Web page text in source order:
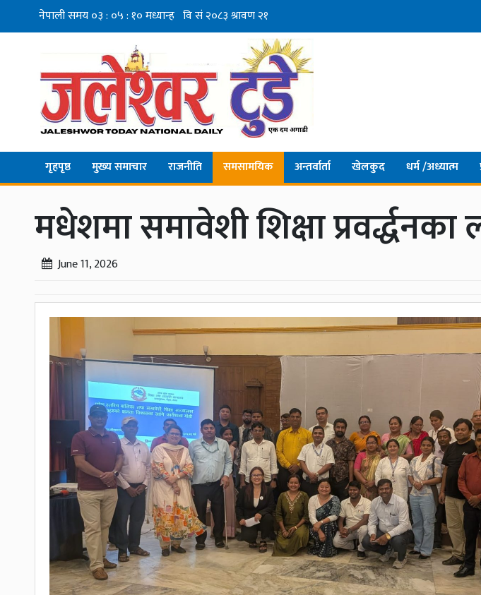
गृहपृष्ठ मुख्य समाचार राजनीति समसामयिक अन्तर्वार्ता खेलकुद धर्म /अध्यात्म
मधेशमा समावेशी शिक्षा प्रवर्द्धनका
June 11, 2026